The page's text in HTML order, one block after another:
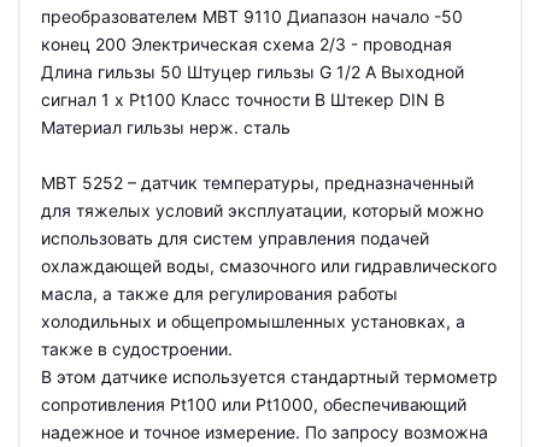
преобразователем MBT 9110 Диапазон начало -50
конец 200 Электрическая схема 2/3 - проводная
Длина гильзы 50 Штуцер гильзы G 1/2 A Выходной
сигнал 1 x Pt100 Класс точности B Штекер DIN B
Материал гильзы нерж. сталь
MBT 5252 – датчик температуры, предназначенный
для тяжелых условий эксплуатации, который можно
использовать для систем управления подачей
охлаждающей воды, смазочного или гидравлического
масла, а также для регулирования работы
холодильных и общепромышленных установках, а
также в судостроении.
В этом датчике используется стандартный термометр
сопротивления Pt100 или Pt1000, обеспечивающий
надежное и точное измерение. По запросу возможна